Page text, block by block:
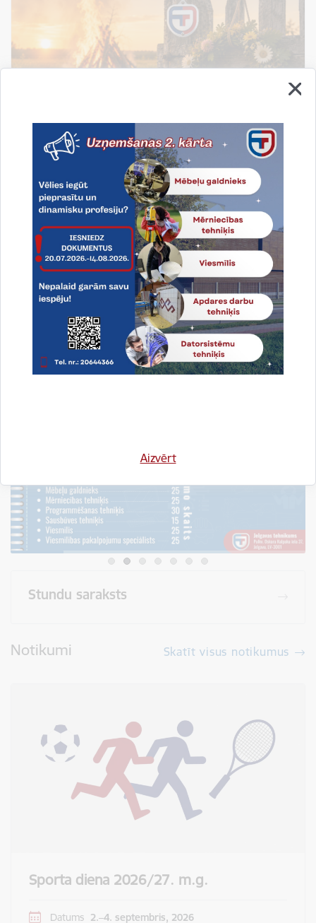
Aizvērt
Līgo svētki - tas ir laiks, kad apstājamies, atskatamies
un novērtējam to, kas patiesi svarīgs: ģimene,
draudzība un piederība savai zemei.
19.06.2026.
Visi jaunumi
Stundu saraksts
Notikumi Skatīt visus notikumus
Sporta diena 2026/27. m.g.
Datums 2.–4. septembris, 2026